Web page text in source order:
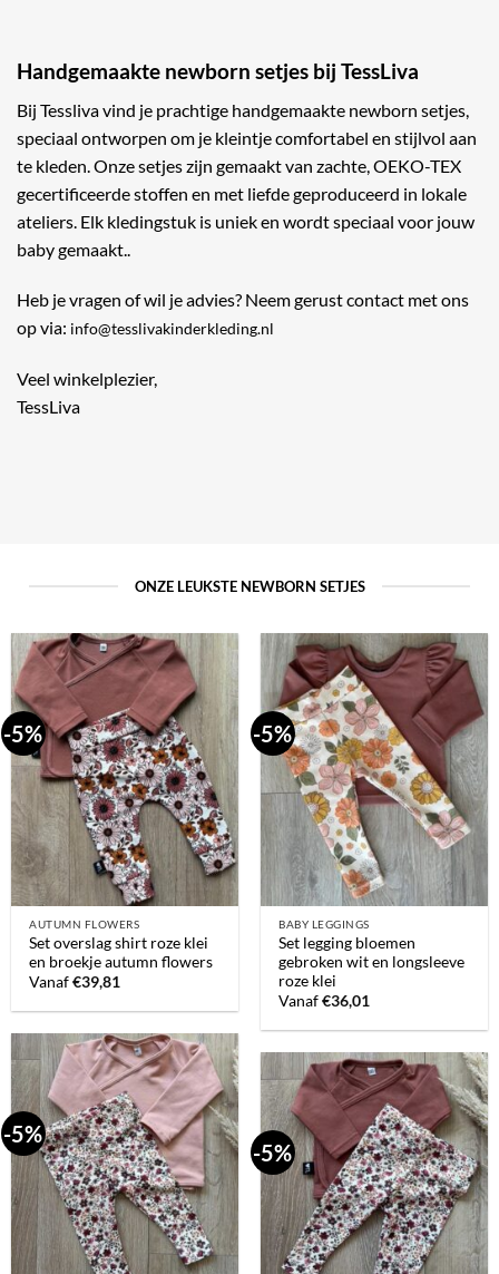
Handgemaakte newborn setjes bij TessLiva
Bij Tessliva vind je prachtige handgemaakte newborn setjes,
speciaal ontworpen om je kleintje comfortabel en stijlvol aan
te kleden. Onze setjes zijn gemaakt van zachte, OEKO-TEX
gecertificeerde stoffen en met liefde geproduceerd in lokale
ateliers. Elk kledingstuk is uniek en wordt speciaal voor jouw
baby gemaakt..
Heb je vragen of wil je advies? Neem gerust contact met ons
op via: info@tesslivakinderkleding.nl
Veel winkelplezier,
TessLiva
ONZE LEUKSTE NEWBORN SETJES
-5%
AUTUMN FLOWERS
Set overslag shirt roze klei
en broekje autumn flowers
Vanaf€39,81
-5%
BABY LEGGINGS
Set legging bloemen
gebroken wit en longsleeve
roze klei
Vanaf€36,01
-5%
-5%